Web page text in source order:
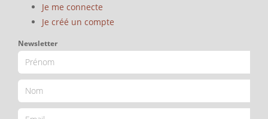
Je me connecte
Je créé un compte
Newsletter